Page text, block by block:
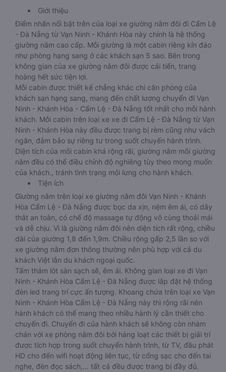
Giới thiệu
Điểm nhấn nổi bật trên của loại xe giường nằm đôi đi Cẩm Lệ
- Đà Nẵng từ Vạn Ninh - Khánh Hòa này chính là hệ thống
giường nằm cao cấp. Mỗi giường là một cabin riêng kín đáo
như phòng hạng sang ở các khách sạn 5 sao. Bên trong
không gian của xe giường nằm đôi được cải tiến, trang
hoàng hết sức tiện lợi.
Mỗi cabin được thiết kế chẳng khác chi căn phòng của
khách sạn hạng sang, mang đến chất lượng chuyến đi Vạn
Ninh - Khánh Hòa - Cẩm Lệ - Đà Nẵng tốt nhất cho mỗi hành
khách. Mỗi cabin trên loại xe xe đi Cẩm Lệ - Đà Nẵng từ Vạn
Ninh - Khánh Hòa này đều được trang bị rèm cũng như vách
ngăn, đảm bảo sự riêng tư trong suốt chuyến hành trình.
Diện tích của mỗi cabin khá rộng rãi, giường nằm mỗi giường
nằm đều có thể điều chỉnh độ nghiêng tùy theo mong muốn
của khách., tránh tình trạng mỏi lưng cho hành khách.
Tiện ích
Giường nằm trên loại xe giường nằm đôi Vạn Ninh - Khánh
Hòa Cẩm Lệ - Đà Nẵng được bọc da xịn, nệm êm ái, có dây
thắt an toàn, có chế độ massage tự động vô cùng thoải mái
và dễ chịu. Vì là giường nằm đôi nên diện tích rất rộng, chiều
dài của giường 1,8 đến 1,9m. Chiều rộng gấp 2,5 lần so với
xe giường nằm đơn thông thường nên phù hợp với cả du
khách Việt lẫn du khách ngoại quốc.
Tấm thảm lót sàn sạch sẽ, êm ái. Không gian loại xe đi Vạn
Ninh - Khánh Hòa Cẩm Lệ - Đà Nẵng được lắp đặt hệ thống
đèn led trang trí cực ấn tượng. Khoang chứa trên loại xe Vạn
Ninh - Khánh Hòa Cẩm Lệ - Đà Nẵng này thì rộng rãi nên
hành khách có thể mang theo nhiều hành lý cần thiết cho
chuyến đi. Chuyến đi của hành khách sẽ không còn nhàm
chán với xe phòng nằm đôi bởi hàng loạt các thiết bị giải trí
được tích hợp trong suốt chuyến hành trình, từ TV, đầu phát
HD cho đến wifi hoạt động liên tục, từ cổng sạc cho đến tai
nghe, đèn đọc sách,… tất cả đều được trang bị đầy đủ.